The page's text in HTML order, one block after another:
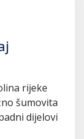
rijeke
šumovita
dijelovi